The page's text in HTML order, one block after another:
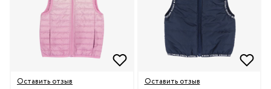
Оставить отзыв Оставить отзыв